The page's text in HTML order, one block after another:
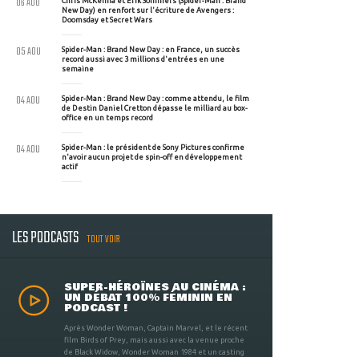
New Day) en renfort sur l'écriture de Avengers :
Doomsday et Secret Wars
Spider-Man : Brand New Day : en France, un succès
record aussi avec 3 millions d'entrées en une
semaine
05 AOU
Spider-Man : Brand New Day : comme attendu, le film
de Destin Daniel Cretton dépasse le milliard au box-
office en un temps record
04 AOU
Spider-Man : le président de Sony Pictures confirme
n'avoir aucun projet de spin-off en développement
actif
04 AOU
LES PODCASTS TOUT VOIR
SUPER-HÉROÏNES AU CINÉMA :
UN DÉBAT 100% FÉMININ EN
PODCAST !
Après Wonder Woman, Captain Marvel, et le récent
film Birds of Prey, mais aussi avec la venue proche
de Black Widow, Wonder Woman 1984 et un casting